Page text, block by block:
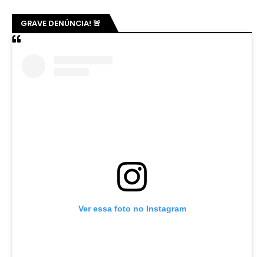
GRAVE DENÚNCIA! 🚨
Ver essa foto no Instagram